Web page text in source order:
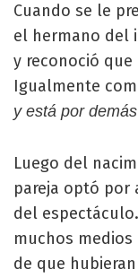
Cuando se le
el hermano del
y reconoció que
Igualmente
y está por
Luego del
pareja optó por
del
muchos
de que